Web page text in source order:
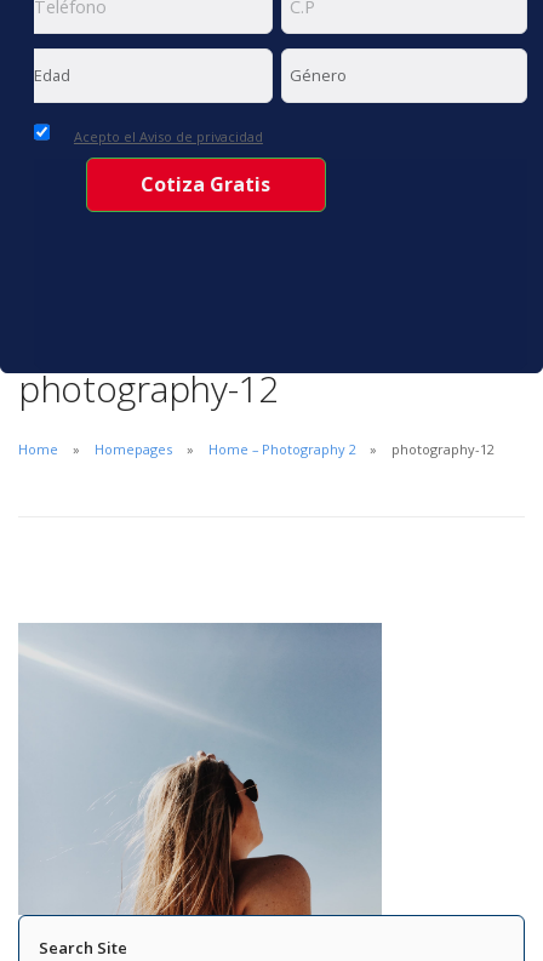
Acepto el Aviso de privacidad
photography-12
Home Homepages Home – Photography 2 photography-12
Search Site